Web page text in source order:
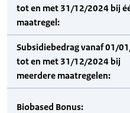
tot en met 31/12/2024 bij
maatregel:
Subsidiebedrag vanaf 01/
tot en met 31/12/2024 bij
meerdere maatregelen:
Biobased Bonus: